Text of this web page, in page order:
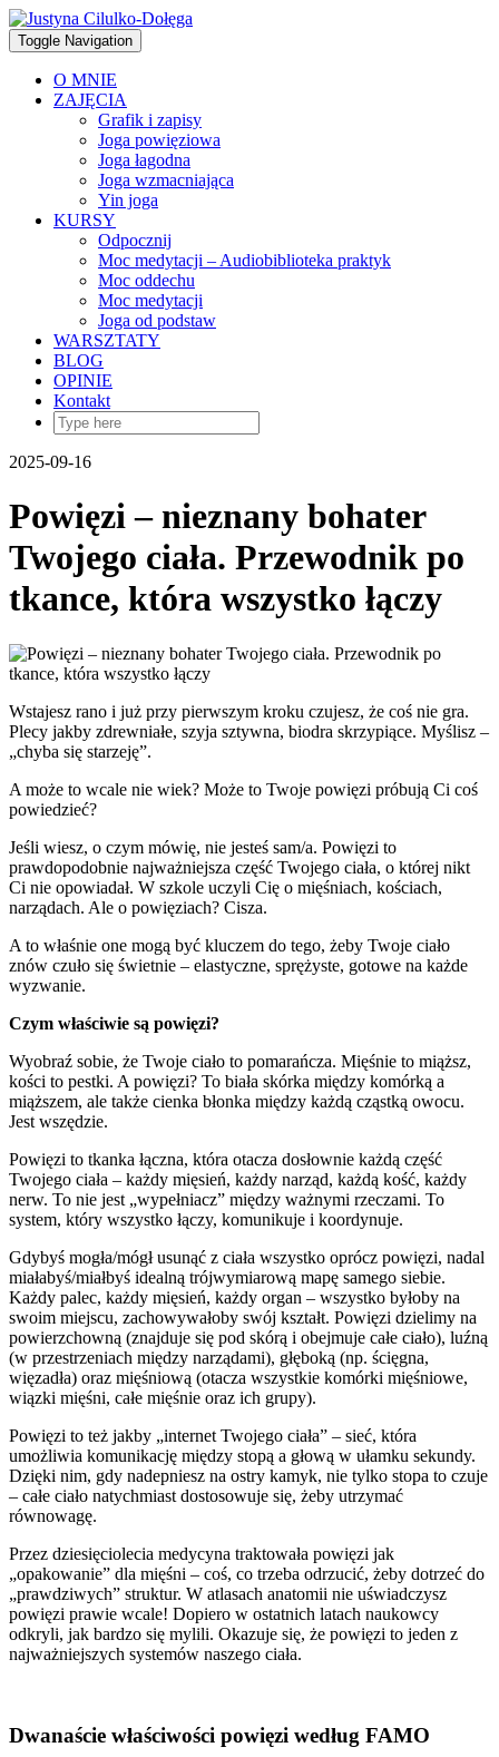
Skip
to
content
Toggle Navigation
O MNIE
ZAJĘCIA
Grafik i zapisy
Joga powięziowa
Joga łagodna
Joga wzmacniająca
Yin joga
KURSY
Odpocznij
Moc medytacji – Audiobiblioteka praktyk
Moc oddechu
Moc medytacji
Joga od podstaw
WARSZTATY
BLOG
OPINIE
Kontakt
2025-09-16
Powięzi – nieznany bohater
Twojego ciała. Przewodnik po
tkance, która wszystko łączy
Wstajesz rano i już przy pierwszym kroku czujesz, że coś nie gra.
Plecy jakby zdrewniałe, szyja sztywna, biodra skrzypiące. Myślisz –
„chyba się starzeję”.
A może to wcale nie wiek? Może to Twoje powięzi próbują Ci coś
powiedzieć?
Jeśli wiesz, o czym mówię, nie jesteś sam/a. Powięzi to
prawdopodobnie najważniejsza część Twojego ciała, o której nikt
Ci nie opowiadał. W szkole uczyli Cię o mięśniach, kościach,
narządach. Ale o powięziach? Cisza.
A to właśnie one mogą być kluczem do tego, żeby Twoje ciało
znów czuło się świetnie – elastyczne, sprężyste, gotowe na każde
wyzwanie.
Czym właściwie są powięzi?
Wyobraź sobie, że Twoje ciało to pomarańcza. Mięśnie to miąższ,
kości to pestki. A powięzi? To biała skórka między komórką a
miąższem, ale także cienka błonka między każdą cząstką owocu.
Jest wszędzie.
Powięzi to tkanka łączna, która otacza dosłownie każdą część
Twojego ciała – każdy mięsień, każdy narząd, każdą kość, każdy
nerw. To nie jest „wypełniacz” między ważnymi rzeczami. To
system, który wszystko łączy, komunikuje i koordynuje.
Gdybyś mogła/mógł usunąć z ciała wszystko oprócz powięzi, nadal
miałabyś/miałbyś idealną trójwymiarową mapę samego siebie.
Każdy palec, każdy mięsień, każdy organ – wszystko byłoby na
swoim miejscu, zachowywałoby swój kształt. Powięzi dzielimy na
powierzchowną (znajduje się pod skórą i obejmuje całe ciało), luźną
(w przestrzeniach między narządami), głęboką (np. ścięgna,
więzadła) oraz mięśniową (otacza wszystkie komórki mięśniowe,
wiązki mięśni, całe mięśnie oraz ich grupy).
Powięzi to też jakby „internet Twojego ciała” – sieć, która
umożliwia komunikację między stopą a głową w ułamku sekundy.
Dzięki nim, gdy nadepniesz na ostry kamyk, nie tylko stopa to czuje
– całe ciało natychmiast dostosowuje się, żeby utrzymać
równowagę.
Przez dziesięciolecia medycyna traktowała powięzi jak
„opakowanie” dla mięśni – coś, co trzeba odrzucić, żeby dotrzeć do
„prawdziwych” struktur. W atlasach anatomii nie uświadczysz
powięzi prawie wcale! Dopiero w ostatnich latach naukowcy
odkryli, jak bardzo się mylili. Okazuje się, że powięzi to jeden z
najważniejszych systemów naszego ciała.
Dwanaście właściwości powięzi według FAMO